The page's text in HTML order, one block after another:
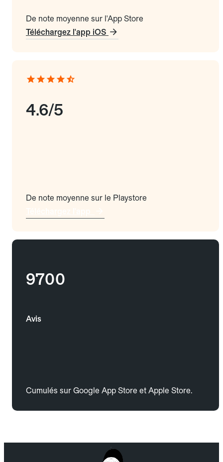
De note moyenne sur l'App Store
Téléchargez l'app iOS
4.6/5
De note moyenne sur le Playstore
9700
Avis
Cumulés sur Google App Store et Apple Store.